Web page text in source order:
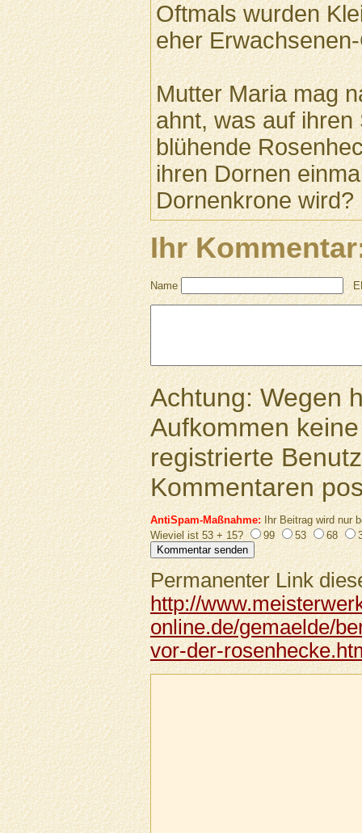
Oftmals wurden
eher
Mutter Maria mag
ahnt, was auf
blühende
ihren Dornen
Dornenkrone wird?
Ihr
Name
Achtung: Wegen
Aufkommen
registrierte
Kommentaren
AntiSpam-Maßnahme:Ihr Beitrag wird nur
Wieviel ist 53 + 15?
99 53 68
Permanenter Link
http://
online.de/gemaelde/
vor-der-